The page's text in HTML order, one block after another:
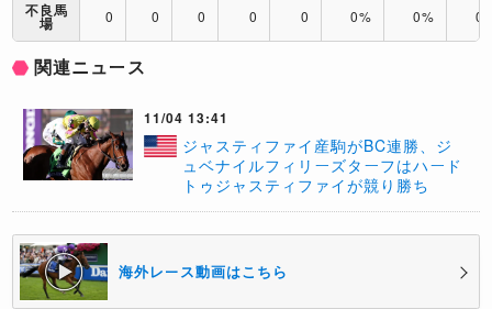
不良馬
場 0 0 0 0 0 0% 0%
関連ニュース
11/04 13:41
ジャスティファイ産駒がBC連勝、ジ
ュベナイルフィリーズターフはハード
トゥジャスティファイが競り勝ち
海外レース動画はこちら